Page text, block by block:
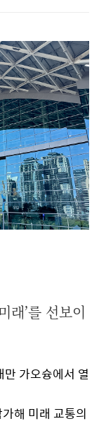
래’를 선보이
만 가오슝에서 열
해 미래 교통의